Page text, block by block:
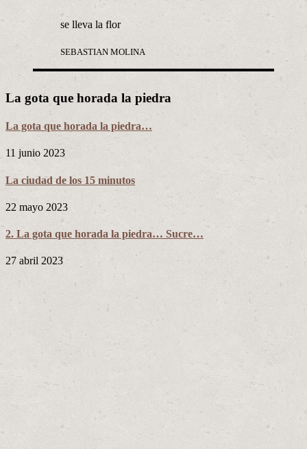
se lleva la flor
SEBASTIAN MOLINA
La gota que horada la piedra
La gota que horada la piedra…
11 junio 2023
La ciudad de los 15 minutos
22 mayo 2023
2. La gota que horada la piedra… Sucre…
27 abril 2023